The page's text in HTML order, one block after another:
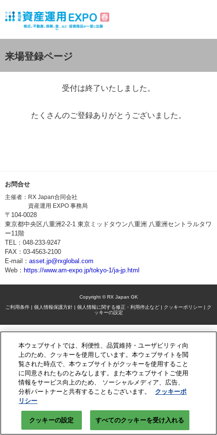
来場登録ページ
受付は終了いたしました。
たくさんのご登録ありがとうございました。
お問合せ
主催者： RX Japan合同会社
資産運用 EXPO 事務局
〒104-0028
東京都中央区八重洲2-2-1 東京ミッドタウン八重洲 八重洲セントラルタワ
ー11階
TEL：048-233-9247
FAX：03-4563-2100
E-mail： asset.jp@rxglobal.com
Web： https://www.am-expo.jp/tokyo-1/ja-jp.html
Copyright © RX Japan GK
ご利用条件 | 個人情報保護方針 | 個人情報に関する修正・利用停止など | クッキーポリシー | ク
ッキーの設定
本ウェブサイトでは、利便性、品質維持・ユーザビリティ向
上のため、クッキーを使用しています。本ウェブサイトを閲
覧された時点で、本ウェブサイトがクッキーを使用すること
に同意されたものとみなします。また本ウェブサイトご使用
情報をサービス向上のため、 ソーシャルメディア、広告、
分析パートナーと共有することもございます。
クッキーポ
リシー
クッキーの設定 すべてのクッキーを受け入れる